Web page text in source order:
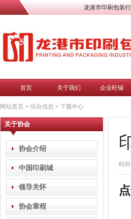
龙港市印刷包装
首页 关于我们 企业旺铺
网站首页 > 综合信息 > 下载中心
关于协会
协会介绍
中国印刷城
领导关怀
协会章程
时